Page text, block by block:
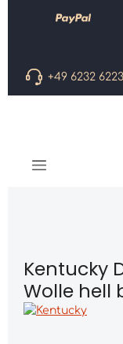
Zum Hauptinhalt
+49 6232
Kentucky
Wolle hell